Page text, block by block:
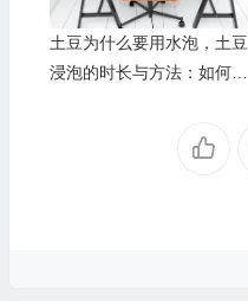
土豆为什么要用水泡，土豆
浸泡的时长与方法：如何达